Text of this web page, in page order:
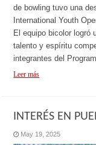
de bowling tuvo una
International Youth
El equipo bicolor logró
talento y espíritu
integrantes del
Leer más
INTERÉS EN
May 19, 2025